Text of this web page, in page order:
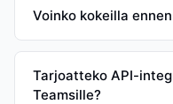
Voinko kokeilla
Tarjoatteko API-
Teamsille?